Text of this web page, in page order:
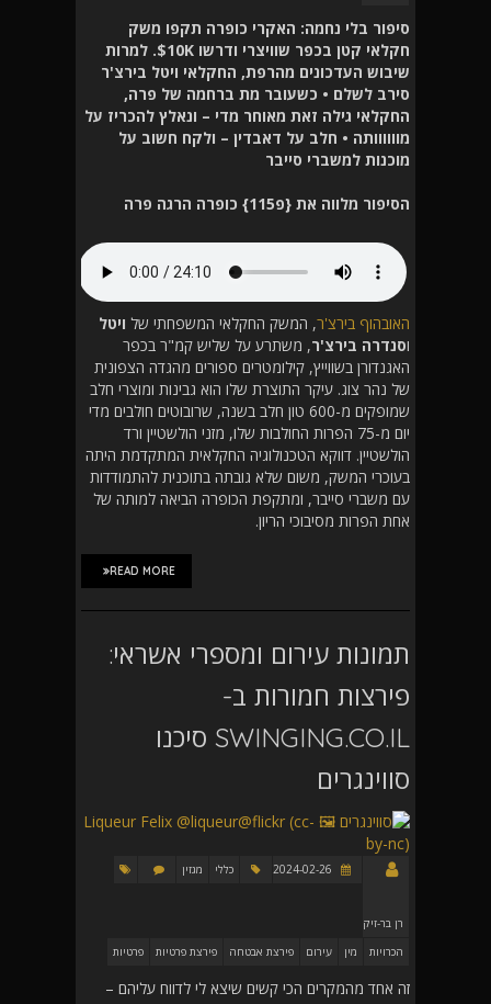
סיפור בלי נחמה: האקרי כופרה תקפו משק
חקלאי קטן בכפר שוויצרי ודרשו 10K$. למרות
שיבוש העדכונים מהרפת, החקלאי ויטל בירצ'ר
סירב לשלם • כשעובר מת ברחמה של פרה,
החקלאי גילה זאת מאוחר מדי – ונאלץ להכריז על
מוווווותה • חלב על דאבדין – ולקח חשוב על
מוכנות למשברי סייבר
הסיפור מלווה את {פ115} כופרה הרגה פרה
האובהוף בירצ'ר, המשק החקלאי המשפחתי של ויטל
וסנדרה בירצ'ר, משתרע על שליש קמ"ר בכפר
האגנדורן בשווייץ, קילומטרים ספורים מהגדה הצפונית
של נהר צוג. עיקר התוצרת שלו הוא גבינות ומוצרי חלב
שמופקים מ-600 טון חלב בשנה, שרובוטים חולבים מדי
יום מ-75 הפרות החולבות שלו, מזני הולשטיין ורד
הולשטיין. דווקא הטכנולוגיה החקלאית המתקדמת היתה
בעוכרי המשק, משום שלא גובתה בתוכנית להתמודדות
עם משברי סייבר, ומתקפת הכופרה הביאה למותה של
אחת הפרות מסיבוכי הריון.
READ MORE
תמונות עירום ומספרי אשראי:
פירצות חמורות ב-
SWINGING.CO.IL סיכנו
סווינגרים
רן בר-זיק
כללי מגזין
הכרויות מין עירום פירצת אבטחה פירצת פרטיות פרטיות
זה אחד מהמקרים הכי קשים שיצא לי לדווח עליהם –